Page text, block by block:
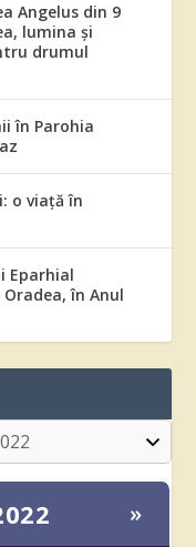
Angelus din 9
lumina și
drumul
în Parohia
o viață în
Eparhial
în Anul
»